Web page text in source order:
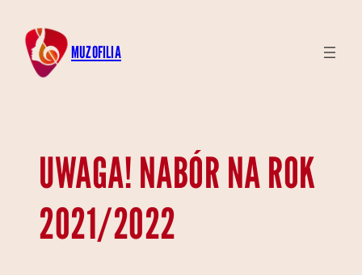
treści
MUZOFILIA
UWAGA! NABÓR NA ROK
2021/2022